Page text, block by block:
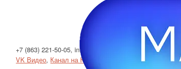
+7 (863) 221-50-05,info@enset.ru
VK Видео, Канал на Ютубе